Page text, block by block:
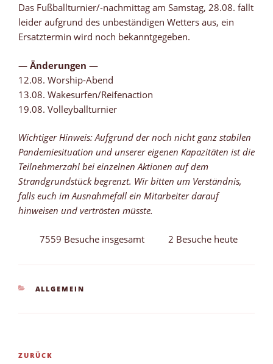
Das Fußballturnier/-nachmittag am Samstag, 28.08. fällt
leider aufgrund des unbeständigen Wetters aus, ein
Ersatztermin wird noch bekanntgegeben.
— Änderungen —
12.08. Worship-Abend
13.08. Wakesurfen/Reifenaction
19.08. Volleyballturnier
Wichtiger Hinweis: Aufgrund der noch nicht ganz stabilen
Pandemiesituation und unserer eigenen Kapazitäten ist die
Teilnehmerzahl bei einzelnen Aktionen auf dem
Strandgrundstück begrenzt. Wir bitten um Verständnis,
falls euch im Ausnahmefall ein Mitarbeiter darauf
hinweisen und vertrösten müsste.
7559 Besuche insgesamt 2 Besuche heute
KATEGORIEN
ALLGEMEIN
Beitragsnavigation
Vorheriger
ZURÜCK